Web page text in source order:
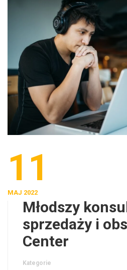
11
MAJ 2022
Młodszy
sprzedaży i
Center
Kategorie